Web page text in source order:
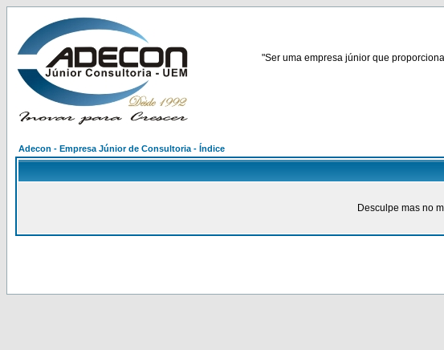
"Ser uma empresa júnior que
Adecon - Empresa Júnior de Consultoria - Índice
Desculpe mas no